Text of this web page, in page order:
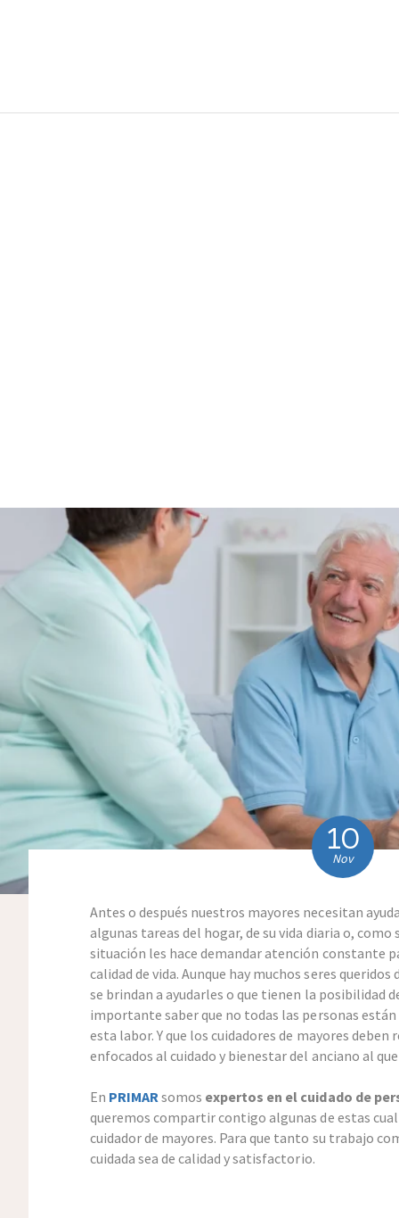
PRIMAR II
AYUDAS PÚBLICAS
Y FONDOS
EUROPEOS
10
Nov
Antes o después nuestros mayores necesitan
algunas tareas del hogar, de su vida diaria o, como
situación les hace demandar atención constante
calidad de vida. Aunque hay muchos seres
se brindan a ayudarles o que tienen la posibilidad
importante saber que no todas las personas
esta labor. Y que los cuidadores de mayores
enfocados al cuidado y bienestar del anciano al
En PRIMAR somos expertos en el cuidado de
queremos compartir contigo algunas de estas
cuidador de mayores. Para que tanto su trabajo
cuidada sea de calidad y satisfactorio.